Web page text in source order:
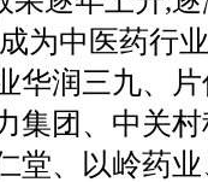
为中医药行
华润三九、
集团、中关
堂、以岭药